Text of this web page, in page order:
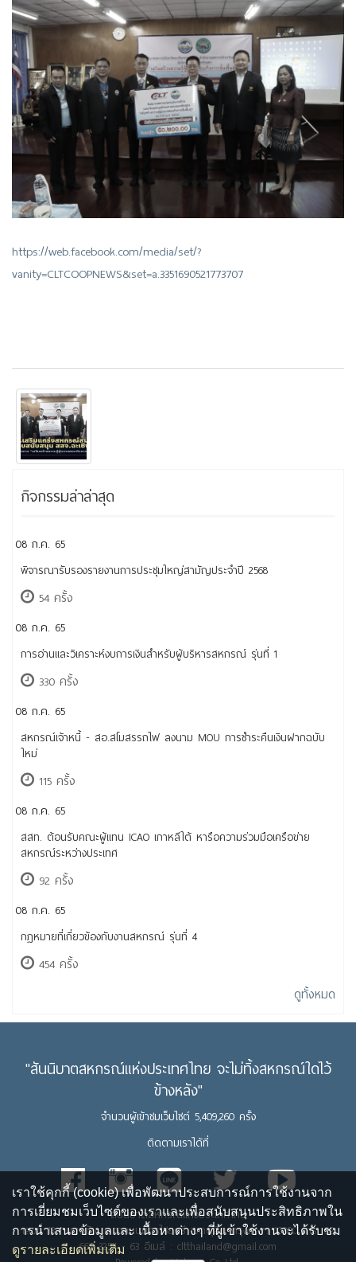
https://web.facebook.com/media/set/?
vanity=CLTCOOPNEWS&set=a.3351690521773707
กิจกรรมล่าล่าสุด
08 ก.ค. 65
พิจารณารับรองรายงานการประชุมใหญ่สามัญประจำปี 2568
54 ครั้ง
08 ก.ค. 65
การอ่านและวิเคราะห์งบการเงินสำหรับผู้บริหารสหกรณ์ รุ่นที่ 1
330 ครั้ง
08 ก.ค. 65
สหกรณ์เจ้าหนี้ - สอ.สโมสรรถไฟ ลงนาม MOU การชำระคืนเงินฝากฉบับ
ใหม่
115 ครั้ง
08 ก.ค. 65
สสท. ต้อนรับคณะผู้แทน ICAO เกาหลีใต้ หารือความร่วมมือเครือข่าย
สหกรณ์ระหว่างประเทศ
92 ครั้ง
08 ก.ค. 65
กฎหมายที่เกี่ยวข้องกับงานสหกรณ์ รุ่นที่ 4
454 ครั้ง
ดูทั้งหมด
"สันนิบาตสหกรณ์แห่งประเทศไทย จะไม่ทิ้งสหกรณ์ใดไว้
ข้างหลัง"
จำนวนผู้เข้าชมเว็บไซต์ 5,409,260 ครั้ง
ติดตามเราได้ที่
สันนิบาตสหกรณ์แห่งประเทศไทย
เลขที่ 13 ถนนพิชัย แขวงถนนนครไชยศรี เขตดุสิต กรุงเทพฯ 10300 โทร. 02
669 3254 - 63 อีเมล์ : cltthailand@gmail.com
เราใช้คุกกี้ (cookie) เพื่อพัฒนาประสบการณ์การใช้งานจาก
การเยี่ยมชมเว็บไซต์ของเราและเพื่อสนับสนุนประสิทธิภาพใน
การนำเสนอข้อมูลและ เนื้อหาต่างๆ ที่ผู้เข้าใช้งานจะได้รับชม
ดูรายละเอียดเพิ่มเติม